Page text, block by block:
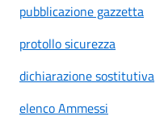
pubblicazione gazzetta
protollo sicurezza
dichiarazione sostitutiva
elenco Ammessi